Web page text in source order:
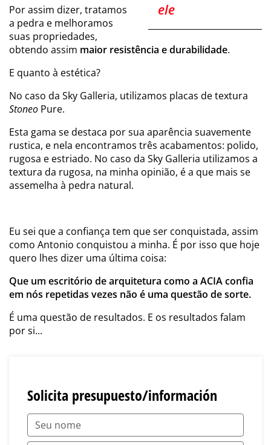
ele
Por assim dizer, tratamos
a pedra e melhoramos
suas propriedades,
obtendo assim maior resistência e durabilidade.
E quanto à estética?
No caso da Sky Galleria, utilizamos placas de textura
Stoneo Pure.
Esta gama se destaca por sua aparência suavemente
rustica, e nela encontramos três acabamentos: polido,
rugosa e estriado. No caso da Sky Galleria utilizamos a
textura da rugosa, na minha opinião, é a que mais se
assemelha à pedra natural.
Eu sei que a confiança tem que ser conquistada, assim
como Antonio conquistou a minha. É por isso que hoje
quero lhes dizer uma última coisa:
Que um escritório de arquitetura como a ACIA confia
em nós repetidas vezes não é uma questão de sorte.
É uma questão de resultados. E os resultados falam
por si...
Solicita presupuesto/información